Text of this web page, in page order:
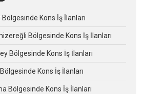
Kons İş İlanları
Bölgesinde Kons İş İlanları
Bölgesinde Kons İş İlanları
Kons İş İlanları
Bölgesinde Kons İş İlanları